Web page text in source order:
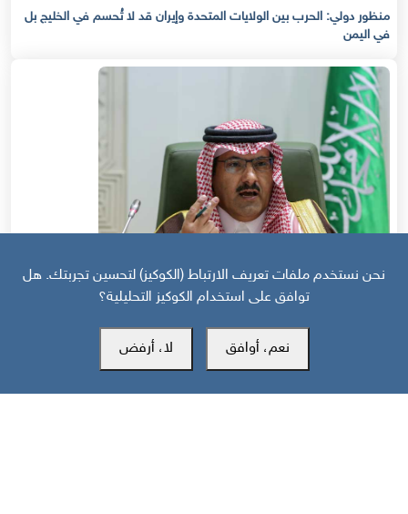
منظور دولي: الحرب بين الولايات المتحدة وإيران قد لا تُحسم في الخليج بل
في اليمن
منظور دولي | استراتيجية السعودية في اليمن: عصا للجنوبيين وجزرة لأوروبا
نحن نستخدم ملفات تعريف الارتباط (الكوكيز) لتحسين تجربتك. هل
توافق على استخدام الكوكيز التحليلية؟
نعم، أوافق لا، أرفض